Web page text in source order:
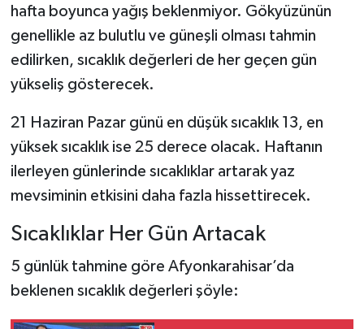
hafta boyunca yağış beklenmiyor. Gökyüzünün
genellikle az bulutlu ve güneşli olması tahmin
edilirken, sıcaklık değerleri de her geçen gün
yükseliş gösterecek.
21 Haziran Pazar günü en düşük sıcaklık 13, en
yüksek sıcaklık ise 25 derece olacak. Haftanın
ilerleyen günlerinde sıcaklıklar artarak yaz
mevsiminin etkisini daha fazla hissettirecek.
Sıcaklıklar Her Gün Artacak
5 günlük tahmine göre Afyonkarahisar’da
beklenen sıcaklık değerleri şöyle: